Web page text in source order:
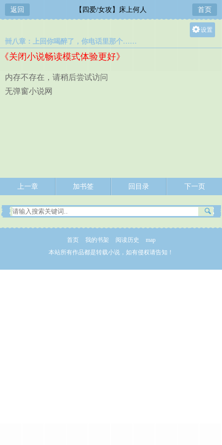
返回 【四爱/女攻】床上何人 首页
设置
卌八章：上回你喝醉了，你电话里那个……
《关闭小说畅读模式体验更好》
内存不存在，请稍后尝试访问
无弹窗小说网
上一章 加书签 回目录 下一页
首页 我的书架 阅读历史
map
本站所有作品都是转载小说，如有侵权请告知！